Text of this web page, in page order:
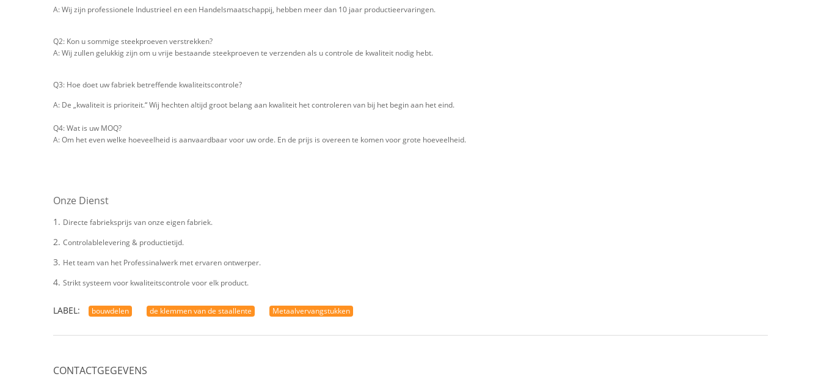
A: Wij zijn professionele Industrieel en een Handelsmaatschappij, hebben meer dan 10 jaar productieervaringen.
Q2: Kon u sommige steekproeven verstrekken?
A: Wij zullen gelukkig zijn om u vrije bestaande steekproeven te verzenden als u controle de kwaliteit nodig hebt.
Q3: Hoe doet uw fabriek betreffende kwaliteitscontrole?
A: De „kwaliteit is prioriteit.“ Wij hechten altijd groot belang aan kwaliteit het controleren van bij het begin aan het eind.
Q4: Wat is uw MOQ?
A: Om het even welke hoeveelheid is aanvaardbaar voor uw orde. En de prijs is overeen te komen voor grote hoeveelheid.
Onze Dienst
1. Directe fabrieksprijs van onze eigen fabriek.
2. Controlablelevering & productietijd.
3. Het team van het Professinalwerk met ervaren ontwerper.
4. Strikt systeem voor kwaliteitscontrole voor elk product.
LABEL: bouwdelen de klemmen van de staallente Metaalvervangstukken
CONTACTGEGEVENS